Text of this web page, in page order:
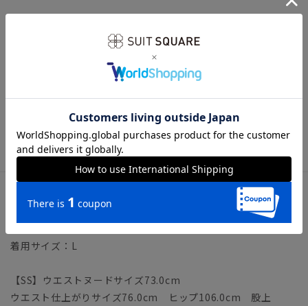
※モデルにより仕上がりサイズが異なります。下記のサイズ詳
ット使用・弱水流）》
ウォッシャブル商品のお取扱いについて
サイズ詳細
着用サイズ：L
【SS】ウエストヌードサイズ73.0cm
ウエスト仕上がりサイズ76.0cm ヒップ106.0cm 股上